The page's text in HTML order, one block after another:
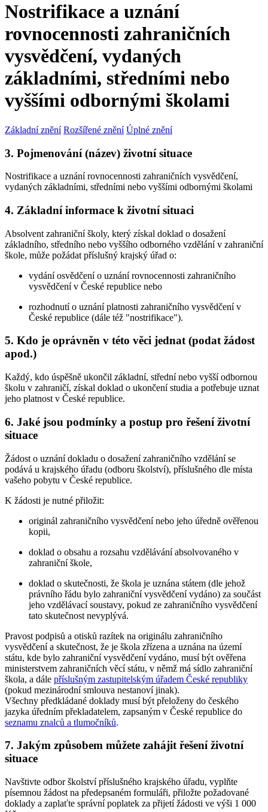
Nostrifikace a uznání
rovnocennosti zahraničních
vysvědčení, vydaných
základními, středními nebo
vyššími odbornými školami
Základní znění Rozšířené znění Úplné znění
3. Pojmenování (název) životní situace
Nostrifikace a uznání rovnocennosti zahraničních vysvědčení,
vydaných základními, středními nebo vyššími odbornými školami
4. Základní informace k životní situaci
Absolvent zahraniční školy, který získal doklad o dosažení
základního, středního nebo vyššího odborného vzdělání v zahraniční
škole, může požádat příslušný krajský úřad o:
vydání osvědčení o uznání rovnocennosti zahraničního
vysvědčení v České republice nebo
rozhodnutí o uznání platnosti zahraničního vysvědčení v
České republice (dále též "nostrifikace").
5. Kdo je oprávněn v této věci jednat (podat žádost
apod.)
Každý, kdo úspěšně ukončil základní, střední nebo vyšší odbornou
školu v zahraničí, získal doklad o ukončení studia a potřebuje uznat
jeho platnost v České republice.
6. Jaké jsou podmínky a postup pro řešení životní
situace
Žádost o uznání dokladu o dosažení zahraničního vzdělání se
podává u krajského úřadu (odboru školství), příslušného dle místa
vašeho pobytu v České republice.
K žádosti je nutné přiložit:
originál zahraničního vysvědčení nebo jeho úředně ověřenou
kopii,
doklad o obsahu a rozsahu vzdělávání absolvovaného v
zahraniční škole,
doklad o skutečnosti, že škola je uznána státem (dle jehož
právního řádu bylo zahraniční vysvědčení vydáno) za součást
jeho vzdělávací soustavy, pokud ze zahraničního vysvědčení
tato skutečnost nevyplývá.
Pravost podpisů a otisků razítek na originálu zahraničního
vysvědčení a skutečnost, že je škola zřízena a uznána na území
státu, kde bylo zahraniční vysvědčení vydáno, musí být ověřena
ministerstvem zahraničních věcí státu, v němž má sídlo zahraniční
škola, a dále příslušným zastupitelským úřadem České republiky
(pokud mezinárodní smlouva nestanoví jinak).
Všechny předkládané doklady musí být přeloženy do českého
jazyka úředním překladatelem, zapsaným v České republice do
seznamu znalců a tlumočníků.
7. Jakým způsobem můžete zahájit řešení životní
situace
Navštivte odbor školství příslušného krajského úřadu, vyplňte
písemnou žádost na předepsaném formuláři, přiložte požadované
doklady a zaplaťte správní poplatek za přijetí žádosti ve výši 1 000